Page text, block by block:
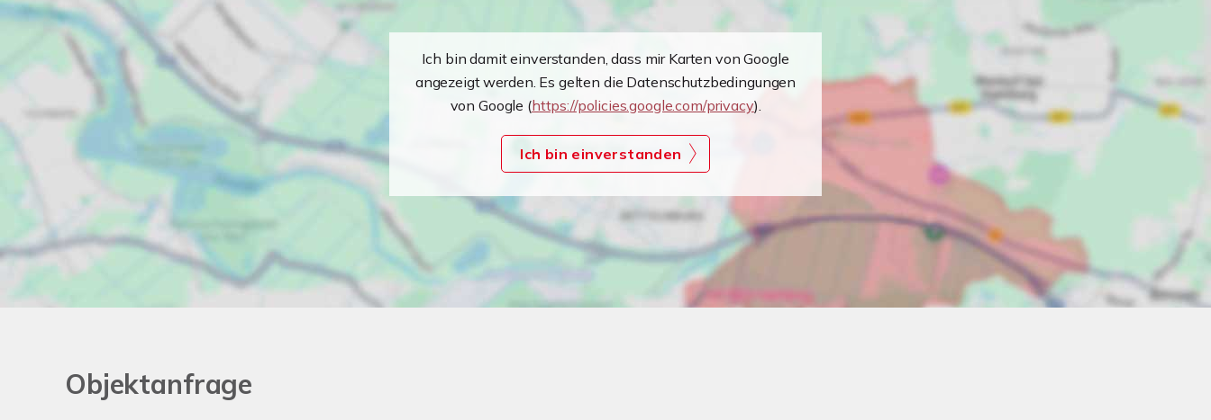
Ich bin damit einverstanden, dass mir Karten von Google
angezeigt werden. Es gelten die Datenschutzbedingungen
von Google (https://policies.google.com/privacy).
Ich bin einverstanden
Objektanfrage